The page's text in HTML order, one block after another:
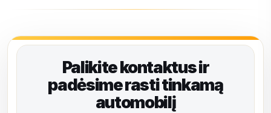
Palikite kontaktus ir
padėsime rasti tinkamą
automobilį